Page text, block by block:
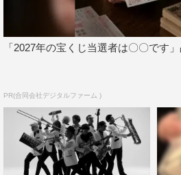
篠原涼子
「2027年の宝くじ当選者は〇〇です
PR(合同会社デジタルファーム )